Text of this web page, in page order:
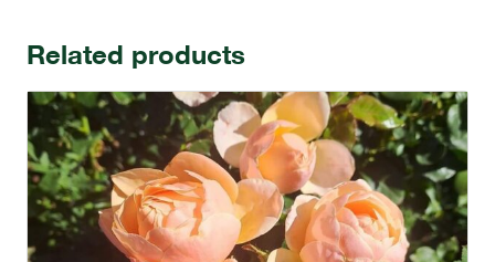
Related products